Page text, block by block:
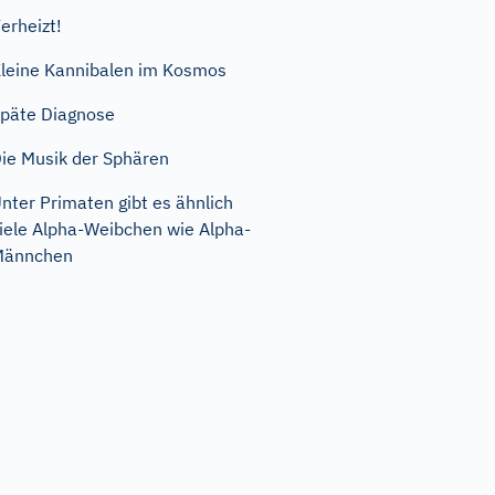
Kannibalen im Kosmos
Diagnose
Musik der Sphären
Primaten gibt es ähnlich
Alpha-Weibchen wie Alpha-